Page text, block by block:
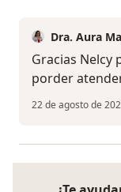
Dra. Aura
Gracias Nelcy
porder
22 de agosto de